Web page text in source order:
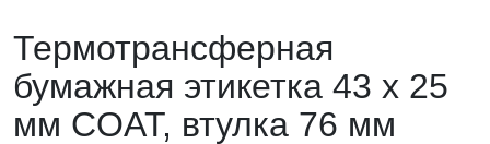
Термотрансферная
бумажная этикетка 43 х 25
мм COAT, втулка 76 мм